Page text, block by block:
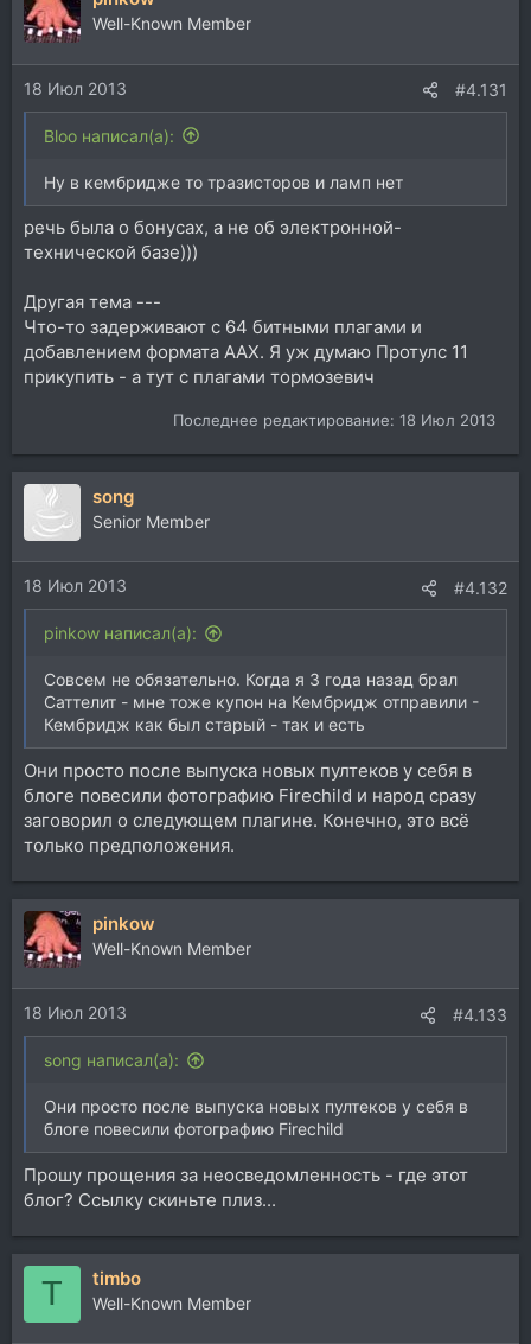
Well-Known Member
18 Июл 2013 #4.131
Bloo написал(а):
Ну в кембридже то тразисторов и ламп нет
речь была о бонусах, а не об электронной-
технической базе)))
Другая тема ---
Что-то задерживают с 64 битными плагами и
добавлением формата ААХ. Я уж думаю Протулс 11
прикупить - а тут с плагами тормозевич
Последнее редактирование: 18 Июл 2013
song
Senior Member
18 Июл 2013 #4.132
pinkow написал(а):
Совсем не обязательно. Когда я 3 года назад брал
Саттелит - мне тоже купон на Кембридж отправили -
Кембридж как был старый - так и есть
Они просто после выпуска новых пултеков у себя в
блоге повесили фотографию Firechild и народ сразу
заговорил о следующем плагине. Конечно, это всё
только предположения.
pinkow
Well-Known Member
18 Июл 2013 #4.133
song написал(а):
Они просто после выпуска новых пултеков у себя в
блоге повесили фотографию Firechild
Прошу прощения за неосведомленность - где этот
блог? Ссылку скиньте плиз...
T timbo
Well-Known Member